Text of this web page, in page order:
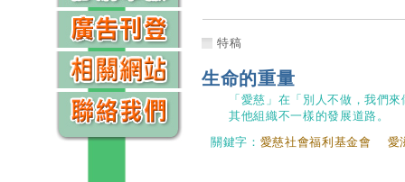
特稿
生命的重量
「愛慈」在「別人不做，我們
其他組織不一樣的發展道路。
關鍵字： 愛慈社會福利基金會 愛